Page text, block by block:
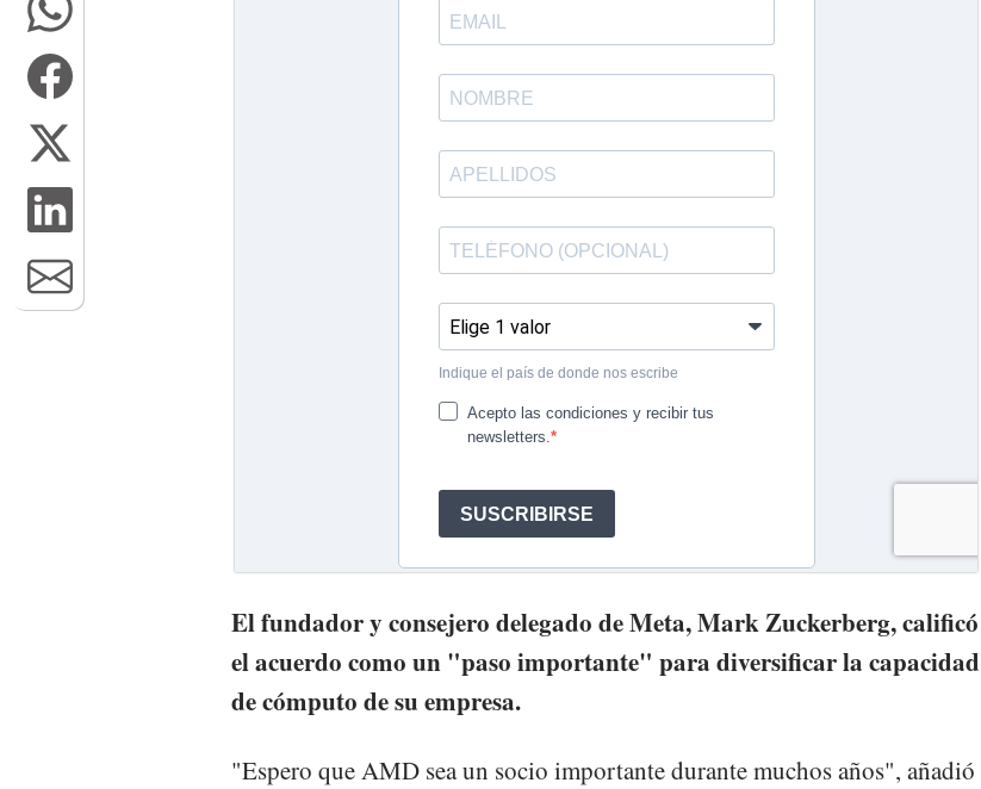
El fundador y consejero delegado de Meta, Mark Zuckerberg, calificó
el acuerdo como un "paso importante" para diversificar la capacidad
de cómputo de su empresa.
"Espero que AMD sea un socio importante durante muchos años", añadió